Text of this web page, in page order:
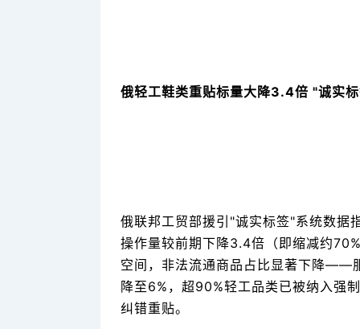
俄轻工鞋类重贴标量大降3.4倍 "诚实
俄联邦工贸部援引"诚实标签"系统数据
操作量较前期下降3.4倍（即缩减约
空间，非法流通商品占比显著下降——
降至6%，超90%轻工品类已被纳入强
纠错重贴。